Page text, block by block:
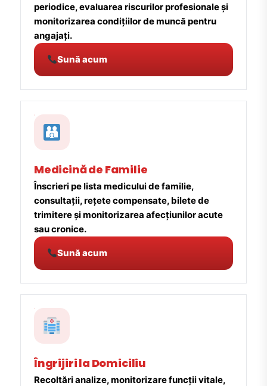
periodice, evaluarea riscurilor profesionale și
monitorizarea condițiilor de muncă pentru
angajați.
Sună acum
Medicină de Familie
Înscrieri pe lista medicului de familie,
consultații, rețete compensate, bilete de
trimitere și monitorizarea afecțiunilor acute
sau cronice.
Sună acum
Îngrijiri la Domiciliu
Recoltări analize, monitorizare funcții vitale,